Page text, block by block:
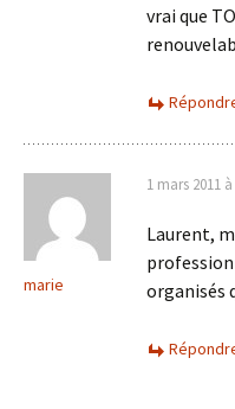
vrai que
marie
1 mars 2011
Laurent,
organisés